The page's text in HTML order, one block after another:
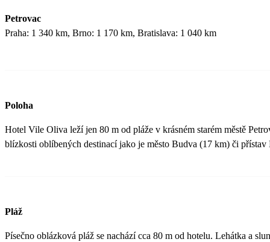
Petrovac
Praha: 1 340 km, Brno: 1 170 km, Bratislava: 1 040 km
Poloha
Hotel Vile Oliva leží jen 80 m od pláže v krásném starém městě
blízkosti oblíbených destinací jako je město Budva (17 km) či přístav
Pláž
Písečno oblázková pláž se nachází cca 80 m od hotelu. Lehátka a